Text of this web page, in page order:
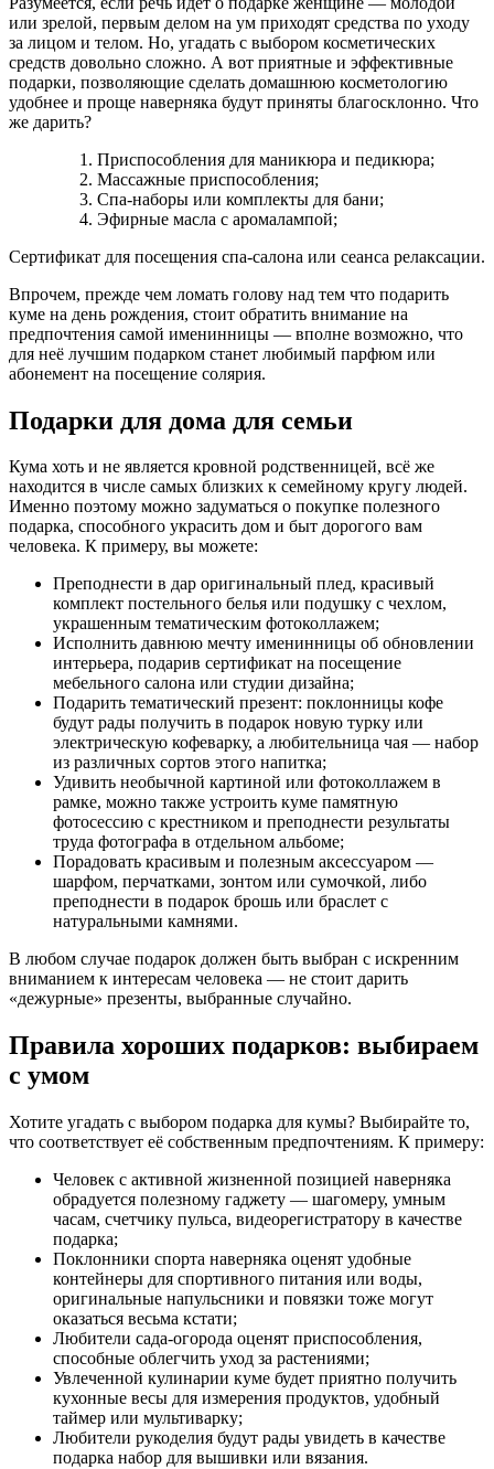
или зрелой, первым делом на ум приходят средства по уходу
за лицом и телом. Но, угадать с выбором косметических
средств довольно сложно. А вот приятные и эффективные
подарки, позволяющие сделать домашнюю косметологию
удобнее и проще наверняка будут приняты благосклонно. Что
же дарить?
Приспособления для маникюра и педикюра;
Массажные приспособления;
Спа-наборы или комплекты для бани;
Эфирные масла с аромалампой;
Сертификат для посещения спа-салона или сеанса релаксации.
Впрочем, прежде чем ломать голову над тем что подарить
куме на день рождения, стоит обратить внимание на
предпочтения самой именинницы — вполне возможно, что
для неё лучшим подарком станет любимый парфюм или
абонемент на посещение солярия.
Подарки для дома для семьи
Кума хоть и не является кровной родственницей, всё же
находится в числе самых близких к семейному кругу людей.
Именно поэтому можно задуматься о покупке полезного
подарка, способного украсить дом и быт дорогого вам
человека. К примеру, вы можете:
Преподнести в дар оригинальный плед, красивый
комплект постельного белья или подушку с чехлом,
украшенным тематическим фотоколлажем;
Исполнить давнюю мечту именинницы об обновлении
интерьера, подарив сертификат на посещение
мебельного салона или студии дизайна;
Подарить тематический презент: поклонницы кофе
будут рады получить в подарок новую турку или
электрическую кофеварку, а любительница чая — набор
из различных сортов этого напитка;
Удивить необычной картиной или фотоколлажем в
рамке, можно также устроить куме памятную
фотосессию с крестником и преподнести результаты
труда фотографа в отдельном альбоме;
Порадовать красивым и полезным аксессуаром —
шарфом, перчатками, зонтом или сумочкой, либо
преподнести в подарок брошь или браслет с
натуральными камнями.
В любом случае подарок должен быть выбран с искренним
вниманием к интересам человека — не стоит дарить
«дежурные» презенты, выбранные случайно.
Правила хороших подарков: выбираем
с умом
Хотите угадать с выбором подарка для кумы? Выбирайте то,
что соответствует её собственным предпочтениям. К примеру:
Человек с активной жизненной позицией наверняка
обрадуется полезному гаджету — шагомеру, умным
часам, счетчику пульса, видеорегистратору в качестве
подарка;
Поклонники спорта наверняка оценят удобные
контейнеры для спортивного питания или воды,
оригинальные напульсники и повязки тоже могут
оказаться весьма кстати;
Любители сада-огорода оценят приспособления,
способные облегчить уход за растениями;
Увлеченной кулинарии куме будет приятно получить
кухонные весы для измерения продуктов, удобный
таймер или мультиварку;
Любители рукоделия будут рады увидеть в качестве
подарка набор для вышивки или вязания.